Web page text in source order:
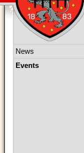
Navigation
News
Events